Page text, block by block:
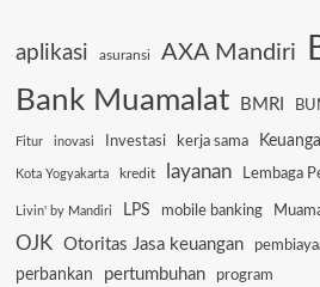
aplikasi asuransi AXA Mandiri
Bank Muamalat BMRI
Fitur inovasi Investasi kerja sama
Kota Yogyakarta kredit layanan Lembaga
Livin' by Mandiri LPS mobile banking
OJK Otoritas Jasa keuangan
perbankan
pertumbuhan program